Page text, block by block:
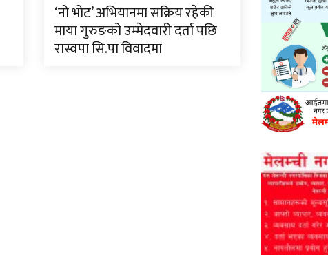
‘नो भोट’ अभियानमा सक्रिय रहेकी
माया गुरुङको उम्मेदवारी दर्ता पछि
रास्वपा सि.पा विवादमा